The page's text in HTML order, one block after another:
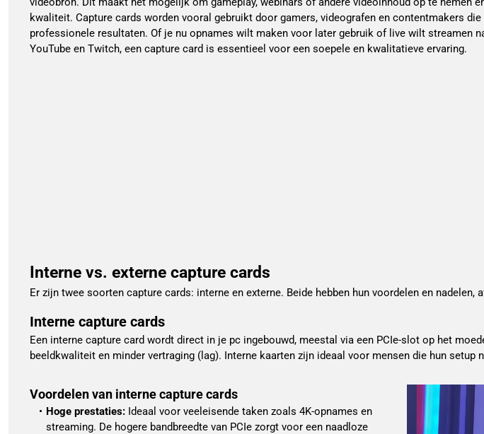
kwaliteit. Capture cards worden vooral gebruikt door gamers, videografen en contentmakers
professionele resultaten. Of je nu opnames wilt maken voor later gebruik of live wilt streamen
YouTube en Twitch, een capture card is essentieel voor een soepele en kwalitatieve ervaring.
Interne vs. externe capture cards
Er zijn twee soorten capture cards: interne en externe. Beide hebben hun voordelen en
Interne capture cards
Een interne capture card wordt direct in je pc ingebouwd, meestal via een PCIe-slot op het
beeldkwaliteit en minder vertraging (lag). Interne kaarten zijn ideaal voor mensen die hun setup
Voordelen van interne capture cards
Hoge prestaties: Ideaal voor veeleisende taken zoals 4K-opnames en
streaming. De hogere bandbreedte van PCIe zorgt voor een naadloze